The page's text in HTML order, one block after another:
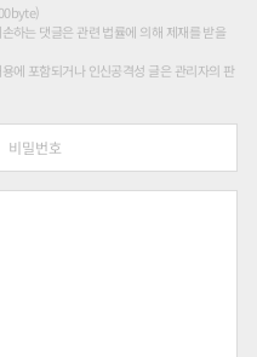
하는 댓글은 관련 법률에 의해 제재를 받을
에 포함되거나 인신공격성 글은 관리자의 판